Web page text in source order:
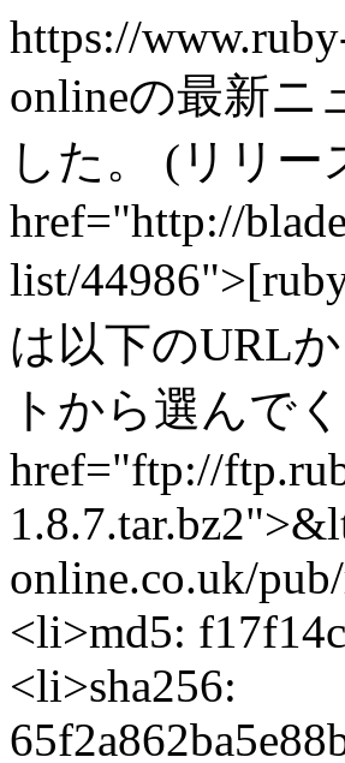
https://
onlineの最新ニ
した。 (リリ
href="http://
list/
は以下のURL
トから選んで
href="ftp://
online.co.uk/
<li>md5:
<li>sha256: